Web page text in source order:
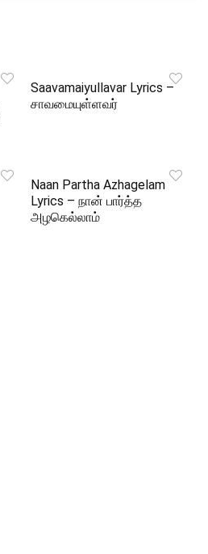
Saavamaiyullavar Lyrics –
சாவமையுள்ளவர்
Naan Partha Azhagelam
Lyrics – நான் பார்த்த
அழகெல்லாம்